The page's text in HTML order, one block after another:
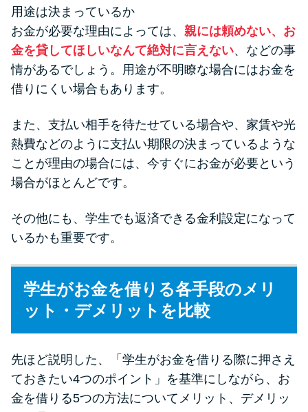
用途は決まっているか
お金が必要な理由によっては、 親には頼めない、お
金を貸してほしいなんて絶対に言えない、などの事
情があるでしょう。用途が不明瞭な場合にはお金を
借りにくい場合もあります。
また、支払い相手を待たせている場合や、家賃や光
熱費などのように支払い期限の決まっているような
ことが理由の場合には、今すぐにお金が必要という
場合がほとんどです。
その他にも、学生でも返済できる金利設定になって
いるかも重要です。
学生がお金を借りる各手段のメリ
ット・デメリットを比較
先ほど説明した、「学生がお金を借りる際に押さえ
ておきたい4つのポイント」を基準にしながら、お
金を借りる5つの方法についてメリット、デメリッ